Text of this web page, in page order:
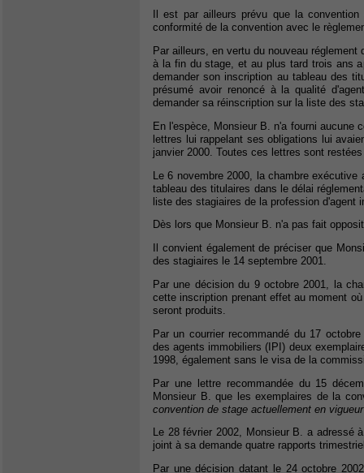
Il est par ailleurs prévu que la
conformité de la convention avec le
Par ailleurs, en vertu du nouveau
à la fin du stage, et au plus tard trois ans
demander son inscription au tableau des
présumé avoir renoncé à la qualité
demander sa réinscription sur la liste des
En l'espèce, Monsieur B. n'a fourni aucune
lettres lui rappelant ses obligations lui
janvier 2000. Toutes ces lettres sont
Le 6 novembre 2000, la chambre
tableau des titulaires dans le délai
liste des stagiaires de la profession d'agent
Dès lors que Monsieur B. n'a pas fait
Il convient également de préciser que
des stagiaires le 14 septembre 2001.
Par une décision du 9 octobre 2001, la
cette inscription prenant effet au moment
seront produits.
Par un courrier recommandé du 17
des agents immobiliers (IPI) deux
1998, également sans le visa de la
Par une lettre recommandée du 15
Monsieur B. que les exemplaires de la
convention de stage actuellement en
Le 28 février 2002, Monsieur B. a adressé
joint à sa demande quatre rapports
Par une décision datant le 24 octobre